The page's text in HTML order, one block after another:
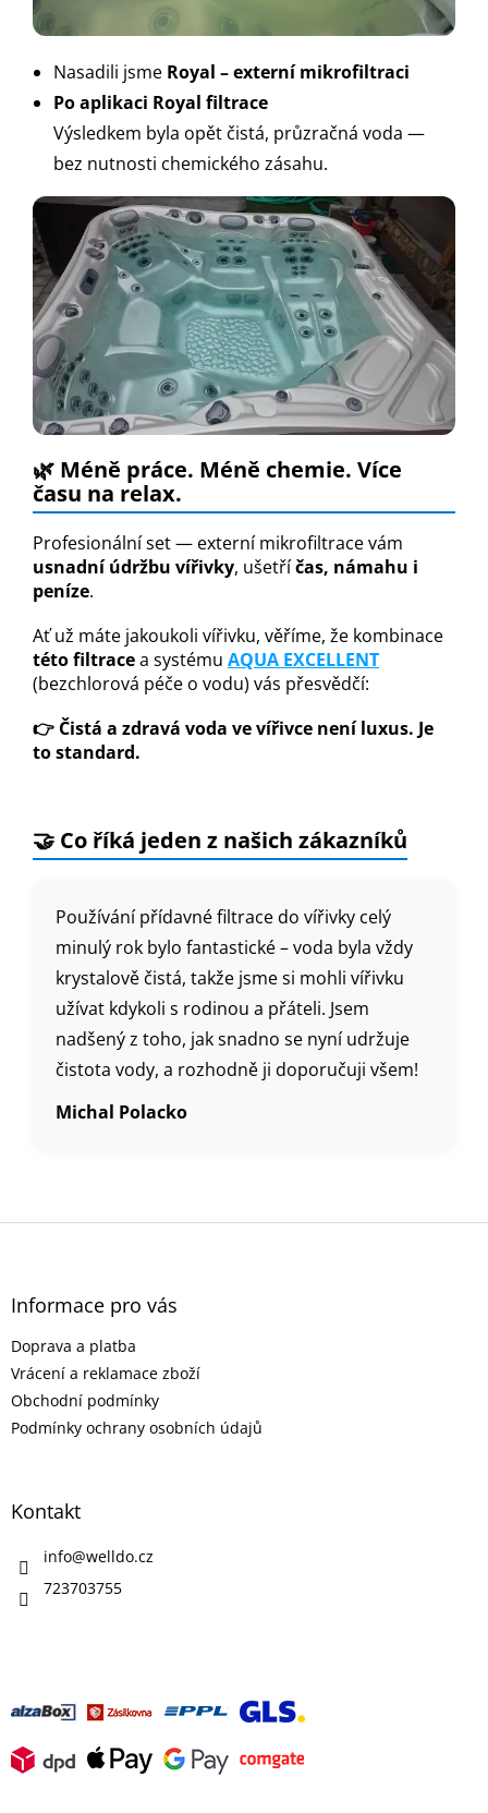
Nasadili jsme Royal – externí mikrofiltraci
Po aplikaci Royal filtrace
Výsledkem byla opět čistá, průzračná voda —
bez nutnosti chemického zásahu.
🌿 Méně práce. Méně chemie. Více
času na relax.
Profesionální set — externí mikrofiltrace vám
usnadní údržbu vířivky, ušetříčas, námahu i
peníze.
Ať už máte jakoukoli vířivku, věříme, že kombinace
této filtracea systému AQUA EXCELLENT
(bezchlorová péče o vodu) vás přesvědčí:
👉 Čistá a zdravá voda ve vířivce není luxus. Je
to standard.
🤝 Co říká jeden z našich zákazníků
Používání přídavné filtrace do vířivky celý
minulý rok bylo fantastické – voda byla vždy
krystalově čistá, takže jsme si mohli vířivku
užívat kdykoli s rodinou a přáteli. Jsem
nadšený z toho, jak snadno se nyní udržuje
čistota vody, a rozhodně ji doporučuji všem!
Michal Polacko
Z
Informace pro vás
Doprava a platba
Vrácení a reklamace zboží
Obchodní podmínky
Podmínky ochrany osobních údajů
Kontakt
info@welldo.cz
723703755